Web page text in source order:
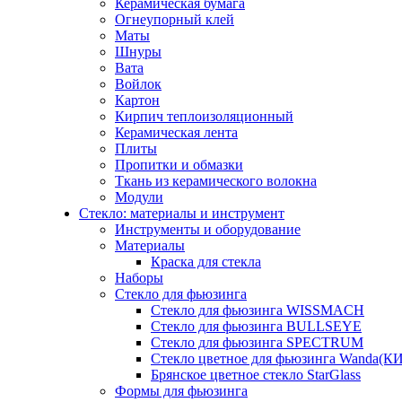
Керамическая бумага
Огнеупорный клей
Маты
Шнуры
Вата
Войлок
Картон
Кирпич теплоизоляционный
Керамическая лента
Плиты
Пропитки и обмазки
Ткань из керамического волокна
Модули
Стекло: материалы и инструмент
Инструменты и оборудование
Материалы
Краска для стекла
Наборы
Стекло для фьюзинга
Стекло для фьюзинга WISSMACH
Стекло для фьюзинга BULLSEYE
Стекло для фьюзинга SPECTRUM
Стекло цветное для фьюзинга
Брянское цветное стекло StarGlass
Формы для фьюзинга